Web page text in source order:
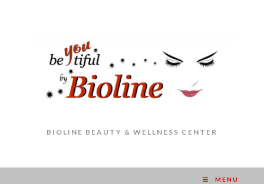
BIOLINE BEAUTY & WELLNESS CENTER
MENU